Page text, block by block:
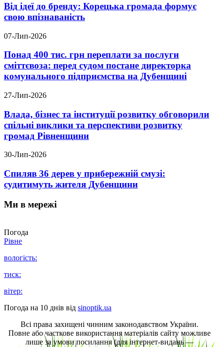
Від ідеї до бренду: Корецька громада формує
свою впізнаваність
07-Лип-2026
Понад 400 тис. грн переплати за послуги
сміттєвоза: перед судом постане директорка
комунального підприємства на Дубенщині
27-Лип-2026
Влада, бізнес та інституції розвитку обговорили
спільні виклики та перспективи розвитку
громад Рівненщини
30-Лип-2026
Спиляв 36 дерев у прибережній смузі:
судитимуть жителя Дубенщини
Ми в мережі
Погода
Рівне
вологість:
тиск:
вітер:
Погода на 10 днів від sinoptik.ua
Всі права захищені чинним законодавством України.
Повне або часткове використання матеріалів сайту можливе
лише за умови посилання (для інтернет-видань —